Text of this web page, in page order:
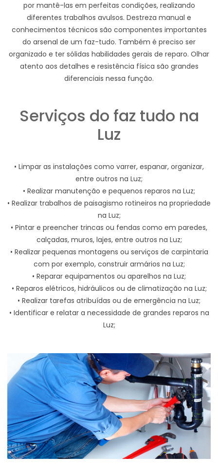
por mantê-las em perfeitas condições, realizando
diferentes trabalhos avulsos. Destreza manual e
conhecimentos técnicos são componentes importantes
do arsenal de um faz-tudo. Também é preciso ser
organizado e ter sólidas habilidades gerais de reparo. Olhar
atento aos detalhes e resistência física são grandes
diferenciais nessa função.
Serviços do faz tudo na
Luz
• Limpar as instalações como varrer, espanar, organizar,
entre outros na Luz;
• Realizar manutenção e pequenos reparos na Luz;
• Realizar trabalhos de paisagismo rotineiros na propriedade
na Luz;
• Pintar e preencher trincas ou fendas como em paredes,
calçadas, muros, lajes, entre outros na Luz;
• Realizar pequenas montagens ou serviços de carpintaria
com por exemplo, construir armários na Luz;
• Reparar equipamentos ou aparelhos na Luz;
• Reparos elétricos, hidráulicos ou de climatização na Luz;
• Realizar tarefas atribuídas ou de emergência na Luz;
• Identificar e relatar a necessidade de grandes reparos na
Luz;